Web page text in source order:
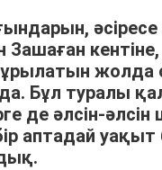
Бұл туралы
де әлсін-
аптадай